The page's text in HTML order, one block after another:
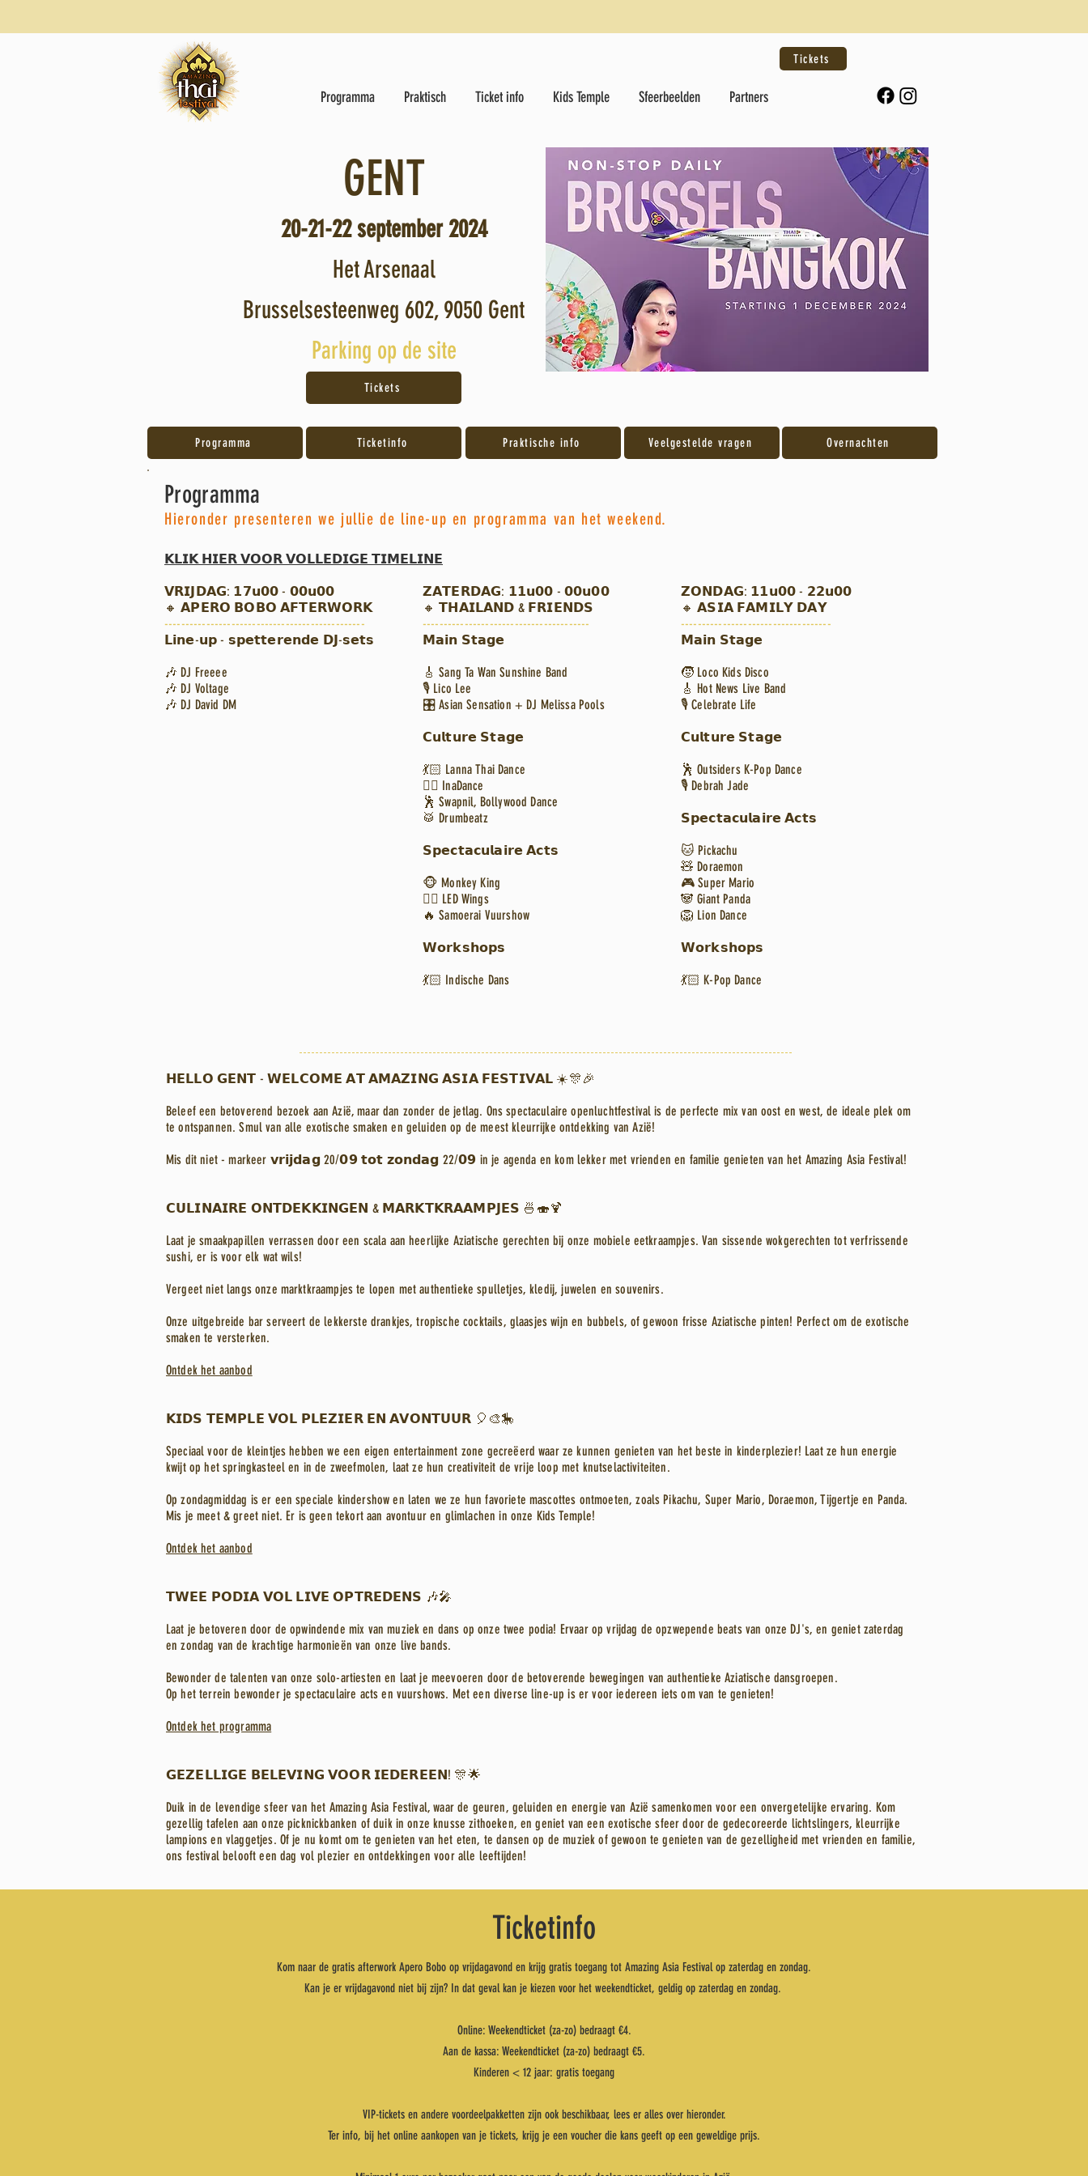
Programma Praktisch Ticket info Kids Temple Sfeerbeelden Partners
Tickets
GENT
20-21-22 september 2024
Het Arsenaal
Brusselsesteenweg 602, 9050 Gent
Parking op de site
Tickets
Programma Ticketinfo Praktische info Veelgestelde vragen Overnachten
Programma
Hieronder presenteren we jullie de line-up en programma van het weekend.
𝗞𝗟𝗜𝗞 𝗛𝗜𝗘𝗥 𝗩𝗢𝗢𝗥 𝗩𝗢𝗟𝗟𝗘𝗗𝗜𝗚𝗘 𝗧𝗜𝗠𝗘𝗟𝗜𝗡𝗘
𝗩𝗥𝗜𝗝𝗗𝗔𝗚: 𝟭𝟳𝘂𝟬𝟬 - 𝟬𝟬𝘂𝟬𝟬
🔸 𝗔𝗣𝗘𝗥𝗢 𝗕𝗢𝗕𝗢 𝗔𝗙𝗧𝗘𝗥𝗪𝗢𝗥𝗞
------------------------------------------------
𝗟𝗶𝗻𝗲-𝘂𝗽 - 𝘀𝗽𝗲𝘁𝘁𝗲𝗿𝗲𝗻𝗱𝗲 𝗗𝗝-𝘀𝗲𝘁𝘀
🎶DJ Freeee
🎶DJ Voltage
🎶DJ David DM
𝗭𝗔𝗧𝗘𝗥𝗗𝗔𝗚: 𝟭𝟭𝘂𝟬𝟬 - 𝟬𝟬𝘂𝟬𝟬
🔸 𝗧𝗛𝗔𝗜𝗟𝗔𝗡𝗗 & 𝗙𝗥𝗜𝗘𝗡𝗗𝗦
----------------------------------------
𝗠𝗮𝗶𝗻 𝗦𝘁𝗮𝗴𝗲
🎸 Sang Ta Wan Sunshine Band
🎙️ Lico Lee
🎛️ Asian Sensation + DJ Melissa Pools
𝗖𝘂𝗹𝘁𝘂𝗿𝗲 𝗦𝘁𝗮𝗴𝗲
💃🏻 Lanna Thai Dance
👯‍♀️ InaDance
🕺 Swapnil, Bollywood Dance
🥁 Drumbeatz
𝗦𝗽𝗲𝗰𝘁𝗮𝗰𝘂𝗹𝗮𝗶𝗿𝗲 𝗔𝗰𝘁𝘀
🐵 Monkey King
🧚‍♀️ LED Wings
🔥 Samoerai Vuurshow
𝗪𝗼𝗿𝗸𝘀𝗵𝗼𝗽𝘀
💃🏻 Indische Dans
𝗭𝗢𝗡𝗗𝗔𝗚: 𝟭𝟭𝘂𝟬𝟬 - 𝟮𝟮𝘂𝟬𝟬
🔸 𝗔𝗦𝗜𝗔 𝗙𝗔𝗠𝗜𝗟𝗬 𝗗𝗔𝗬
------------------------------------
𝗠𝗮𝗶𝗻 𝗦𝘁𝗮𝗴𝗲
🧒 Loco Kids Disco
🎸 Hot News Live Band
🎙️ Celebrate Life
𝗖𝘂𝗹𝘁𝘂𝗿𝗲 𝗦𝘁𝗮𝗴𝗲
🕺 Outsiders K-Pop Dance
🎙️Debrah Jade
𝗦𝗽𝗲𝗰𝘁𝗮𝗰𝘂𝗹𝗮𝗶𝗿𝗲 𝗔𝗰𝘁𝘀
🐱 Pickachu
🧸 Doraemon
🎮 Super Mario
🐼 Giant Panda
🦁 Lion Dance
𝗪𝗼𝗿𝗸𝘀𝗵𝗼𝗽𝘀
💃🏻 K-Pop Dance
𝗛𝗘𝗟𝗟𝗢 𝗚𝗘𝗡𝗧 - 𝗪𝗘𝗟𝗖𝗢𝗠𝗘 𝗔𝗧 𝗔𝗠𝗔𝗭𝗜𝗡𝗚 𝗔𝗦𝗜𝗔 𝗙𝗘𝗦𝗧𝗜𝗩𝗔𝗟 ☀️🎊🎉
Beleef een betoverend bezoek aan Azië, maar dan zonder de jetlag. Ons spectaculaire openluchtfestival is de perfecte mix van oost en west, de ideale plek om
te ontspannen. Smul van alle exotische smaken en geluiden op de meest kleurrijke ontdekking van Azië!
Mis dit niet - markeer 𝘃𝗿𝗶𝗷𝗱𝗮𝗴 20/𝟬𝟵 𝘁𝗼𝘁 𝘇𝗼𝗻𝗱𝗮𝗴 22/𝟬𝟵 in je agenda en kom lekker met vrienden en familie genieten van het Amazing Asia Festival!
𝗖𝗨𝗟𝗜𝗡𝗔𝗜𝗥𝗘 𝗢𝗡𝗧𝗗𝗘𝗞𝗞𝗜𝗡𝗚𝗘𝗡 & 𝗠𝗔𝗥𝗞𝗧𝗞𝗥𝗔𝗔𝗠𝗣𝗝𝗘𝗦 🍜🍣🍹
Laat je smaakpapillen verrassen door een scala aan heerlijke Aziatische gerechten bij onze mobiele eetkraampjes. Van sissende wokgerechten tot verfrissende
sushi, er is voor elk wat wils!
Vergeet niet langs onze marktkraampjes te lopen met authentieke spulletjes, kledij, juwelen en souvenirs.
Onze uitgebreide bar serveert de lekkerste drankjes, tropische cocktails, glaasjes wijn en bubbels, of gewoon frisse Aziatische pinten! Perfect om de exotische
smaken te versterken.
Ontdek het aanbod
𝗞𝗜𝗗𝗦 𝗧𝗘𝗠𝗣𝗟𝗘 𝗩𝗢𝗟 𝗣𝗟𝗘𝗭𝗜𝗘𝗥 𝗘𝗡 𝗔𝗩𝗢𝗡𝗧𝗨𝗨𝗥 🎈🎨🎠
Speciaal voor de kleintjes hebben we een eigen entertainment zone gecreëerd waar ze kunnen genieten van het beste in kinderplezier! Laat ze hun energie
kwijt op het springkasteel en in de zweefmolen, laat ze hun creativiteit de vrije loop met knutselactiviteiten.
Op zondagmiddag is er een speciale kindershow en laten we ze hun favoriete mascottes ontmoeten, zoals Pikachu, Super Mario, Doraemon, Tijgertje en Panda.
Mis je meet & greet niet. Er is geen tekort aan avontuur en glimlachen in onze Kids Temple!
Ontdek het aanbod
𝗧𝗪𝗘𝗘 𝗣𝗢𝗗𝗜𝗔 𝗩𝗢𝗟 𝗟𝗜𝗩𝗘 𝗢𝗣𝗧𝗥𝗘𝗗𝗘𝗡𝗦 🎶🎤
Laat je betoveren door de opwindende mix van muziek en dans op onze twee podia! Ervaar op vrijdag de opzwepende beats van onze DJ's, en geniet zaterdag
en zondag van de krachtige harmonieën van onze live bands.
Bewonder de talenten van onze solo-artiesten en laat je meevoeren door de betoverende bewegingen van authentieke Aziatische dansgroepen.
Op het terrein bewonder je spectaculaire acts en vuurshows. Met een diverse line-up is er voor iedereen iets om van te genieten!
Ontdek het programma
𝗚𝗘𝗭𝗘𝗟𝗟𝗜𝗚𝗘 𝗕𝗘𝗟𝗘𝗩𝗜𝗡𝗚 𝗩𝗢𝗢𝗥 𝗜𝗘𝗗𝗘𝗥𝗘𝗘𝗡! 🎊🌟
Duik in de levendige sfeer van het Amazing Asia Festival, waar de geuren, geluiden en energie van Azië samenkomen voor een onvergetelijke ervaring. Kom
gezellig tafelen aan onze picknickbanken of duik in onze knusse zithoeken, en geniet van een exotische sfeer door de gedecoreerde lichtslingers, kleurrijke
lampions en vlaggetjes. Of je nu komt om te genieten van het eten, te dansen op de muziek of gewoon te genieten van de gezelligheid met vrienden en familie,
ons festival belooft een dag vol plezier en ontdekkingen voor alle leeftijden!
Ticketinfo
Kom naar de gratis afterwork Apero Bobo op vrijdagavond en krijg gratis toegang tot Amazing Asia Festival op zaterdag en zondag.
Kan je er vrijdagavond niet bij zijn? In dat geval kan je kiezen voor het weekendticket, geldig op zaterdag en zondag.
Online: Weekendticket (za-zo) bedraagt €4.
Aan de kassa: Weekendticket (za-zo) bedraagt €5.
Kinderen < 12 jaar: gratis toegang
VIP-tickets en andere voordeelpakketten zijn ook beschikbaar, lees er alles over hieronder.
Ter info, bij het online aankopen van je tickets, krijg je een voucher die kans geeft op een geweldige prijs.